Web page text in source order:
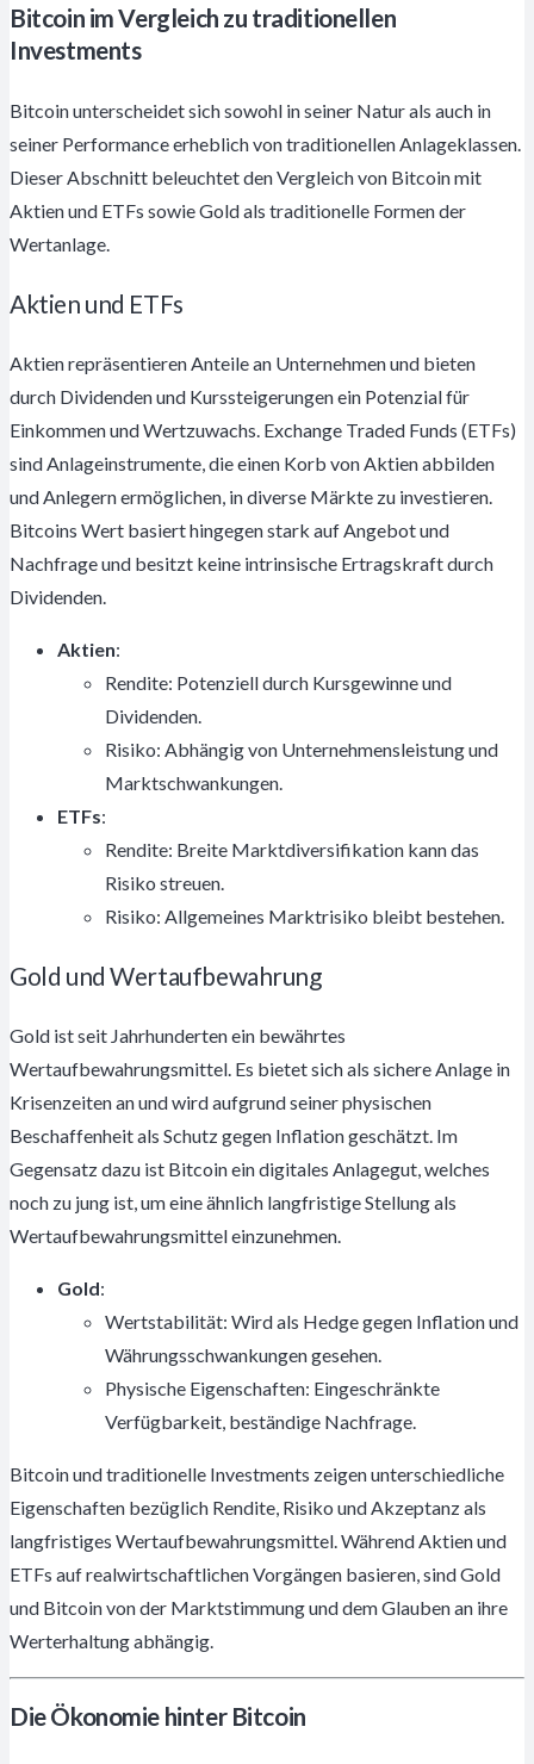
Bitcoin im Vergleich zu traditionellen
Investments
Bitcoin unterscheidet sich sowohl in seiner Natur als auch in
seiner Performance erheblich von traditionellen Anlageklassen.
Dieser Abschnitt beleuchtet den Vergleich von Bitcoin mit
Aktien und ETFs sowie Gold als traditionelle Formen der
Wertanlage.
Aktien und ETFs
Aktien repräsentieren Anteile an Unternehmen und bieten
durch Dividenden und Kurssteigerungen ein Potenzial für
Einkommen und Wertzuwachs. Exchange Traded Funds (ETFs)
sind Anlageinstrumente, die einen Korb von Aktien abbilden
und Anlegern ermöglichen, in diverse Märkte zu investieren.
Bitcoins Wert basiert hingegen stark auf Angebot und
Nachfrage und besitzt keine intrinsische Ertragskraft durch
Dividenden.
Aktien:
Rendite: Potenziell durch Kursgewinne und
Dividenden.
Risiko: Abhängig von Unternehmensleistung und
Marktschwankungen.
ETFs:
Rendite: Breite Marktdiversifikation kann das
Risiko streuen.
Risiko: Allgemeines Marktrisiko bleibt bestehen.
Gold und Wertaufbewahrung
Gold ist seit Jahrhunderten ein bewährtes
Wertaufbewahrungsmittel. Es bietet sich als sichere Anlage in
Krisenzeiten an und wird aufgrund seiner physischen
Beschaffenheit als Schutz gegen Inflation geschätzt. Im
Gegensatz dazu ist Bitcoin ein digitales Anlagegut, welches
noch zu jung ist, um eine ähnlich langfristige Stellung als
Wertaufbewahrungsmittel einzunehmen.
Gold:
Wertstabilität: Wird als Hedge gegen Inflation und
Währungsschwankungen gesehen.
Physische Eigenschaften: Eingeschränkte
Verfügbarkeit, beständige Nachfrage.
Bitcoin und traditionelle Investments zeigen unterschiedliche
Eigenschaften bezüglich Rendite, Risiko und Akzeptanz als
langfristiges Wertaufbewahrungsmittel. Während Aktien und
ETFs auf realwirtschaftlichen Vorgängen basieren, sind Gold
und Bitcoin von der Marktstimmung und dem Glauben an ihre
Werterhaltung abhängig.
Die Ökonomie hinter Bitcoin